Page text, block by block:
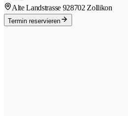
Alte Landstrasse 928702 Zollikon
Termin reservieren